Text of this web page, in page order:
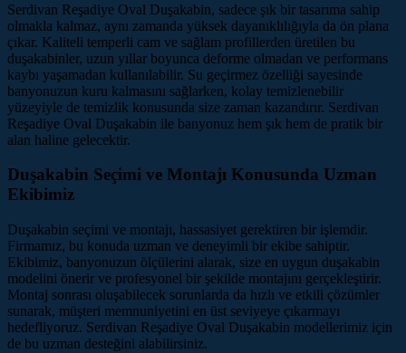
Serdivan Reşadiye Oval Duşakabin, sadece şık bir tasarıma sahip
olmakla kalmaz, aynı zamanda yüksek dayanıklılığıyla da ön plana
çıkar. Kaliteli temperli cam ve sağlam profillerden üretilen bu
duşakabinler, uzun yıllar boyunca deforme olmadan ve performans
kaybı yaşamadan kullanılabilir. Su geçirmez özelliği sayesinde
banyonuzun kuru kalmasını sağlarken, kolay temizlenebilir
yüzeyiyle de temizlik konusunda size zaman kazandırır. Serdivan
Reşadiye Oval Duşakabin ile banyonuz hem şık hem de pratik bir
alan haline gelecektir.
Duşakabin Seçimi ve Montajı Konusunda Uzman
Ekibimiz
Duşakabin seçimi ve montajı, hassasiyet gerektiren bir işlemdir.
Firmamız, bu konuda uzman ve deneyimli bir ekibe sahiptir.
Ekibimiz, banyonuzun ölçülerini alarak, size en uygun duşakabin
modelini önerir ve profesyonel bir şekilde montajını gerçekleştirir.
Montaj sonrası oluşabilecek sorunlarda da hızlı ve etkili çözümler
sunarak, müşteri memnuniyetini en üst seviyeye çıkarmayı
hedefliyoruz. Serdivan Reşadiye Oval Duşakabin modellerimiz için
de bu uzman desteğini alabilirsiniz.